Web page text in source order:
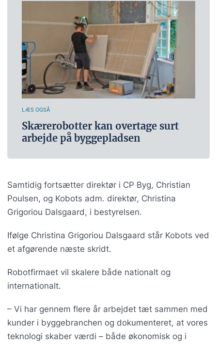
LÆS OGSÅ
Skærerobotter kan overtage surt
arbejde på byggepladsen
Samtidig fortsætter direktør i CP Byg, Christian
Poulsen, og Kobots adm. direktør, Christina
Grigoriou Dalsgaard, i bestyrelsen.
Ifølge Christina Grigoriou Dalsgaard står Kobots ved
et afgørende næste skridt.
Robotfirmaet vil skalere både nationalt og
internationalt.
– Vi har gennem flere år arbejdet tæt sammen med
kunder i byggebranchen og dokumenteret, at vores
teknologi skaber værdi – både økonomisk og i